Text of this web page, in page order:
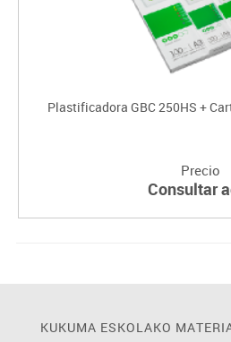
Plastificadora GBC 250HS +
Precio
Consultar
KUKUMA ESKOLAKO